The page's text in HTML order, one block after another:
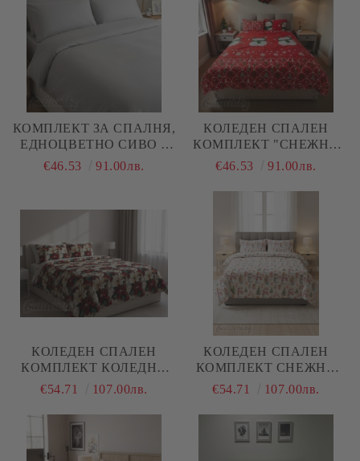
КОМПЛЕКТ ЗА СПАЛНЯ,
ЕДНОЦВЕТНО СИВО –
100% НАТУРАЛЕН
€46.53 91.00лв.
КОЛЕДЕН СПАЛЕН
КОМПЛЕКТ "СНЕЖНИ
ЧОВЕЦИ В ЧЕРВЕНО",
4 ЧАСТИ,
€46.53 91.00лв.
КОЛЕДЕН СПАЛЕН
КОМПЛЕКТ КОЛЕДНИ
ЗВЕЗДИ, 100% ПАМУК/
€54.71 107.00лв.
КОЛЕДЕН СПАЛЕН
КОМПЛЕКТ СНЕЖНИ
ЧОВЕЦИ, 100% ПАМУК/
€54.71 107.00лв.